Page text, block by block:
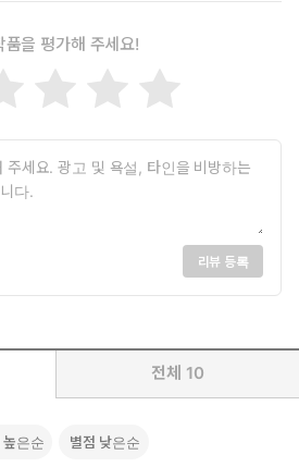
상한 최면에 걸린 게 분명했다.
입사한 회사에서
를 만져 주고,
,
주지는 않을 테니 말이다.
각을 하면서도
사 근친 등 호불호가 갈릴 수 있는 키워
품을 평가해 주세요!
리뷰 등록
전체 10
높은순 별점 낮은순